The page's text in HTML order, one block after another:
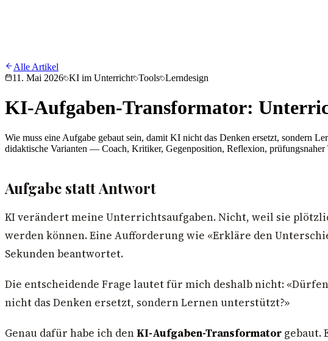
Alle Artikel
11. Mai 2026 KI im Unterricht Tools Lerndesign
KI-Aufgaben-Transformator:
Wie muss eine Aufgabe gebaut sein, damit KI nicht das Denken ersetzt, sondern
didaktische Varianten — Coach, Kritiker, Gegenposition, Reflexion,
Aufgabe statt Antwort
KI verändert meine Unterrichtsaufgaben. Nicht, weil sie
werden können. Eine Aufforderung wie «Erkläre den
Sekunden beantwortet.
Die entscheidende Frage lautet für mich deshalb nicht:
nicht das Denken ersetzt, sondern Lernen unterstützt?»
Genau dafür habe ich denKI-Aufgaben-Transformator gebaut.